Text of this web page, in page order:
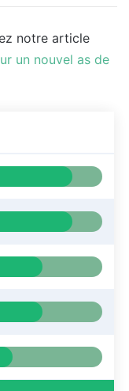
notre article
un nouvel as de